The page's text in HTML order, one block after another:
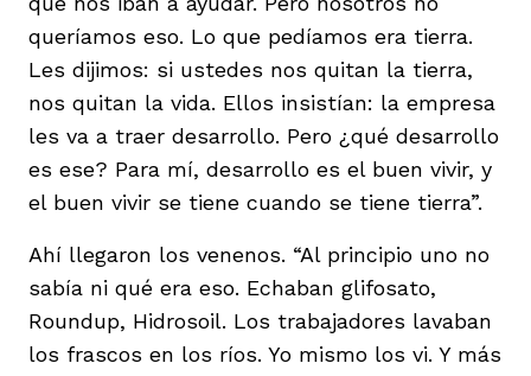
queríamos eso. Lo que pedíamos era tierra.
Les dijimos: si ustedes nos quitan la tierra,
nos quitan la vida. Ellos insistían: la empresa
les va a traer desarrollo. Pero ¿qué desarrollo
es ese? Para mí, desarrollo es el buen vivir, y
el buen vivir se tiene cuando se tiene tierra”.
Ahí llegaron los venenos. “Al principio uno no
sabía ni qué era eso. Echaban glifosato,
Roundup, Hidrosoil. Los trabajadores lavaban
los frascos en los ríos. Yo mismo los vi. Y más